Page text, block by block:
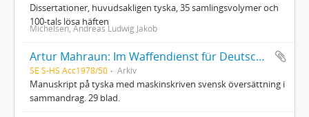
Dissertationer, huvudsakligen tyska, 35 samlingsvolymer och
100-tals lösa häften
Michelsen, Andreas Ludwig Jakob
Artur Mahraun: Im Waffendienst für Deutschland
SE S-HS Acc1978/50 Arkiv
Manuskript på tyska med maskinskriven svensk översättning i
sammandrag. 29 blad.